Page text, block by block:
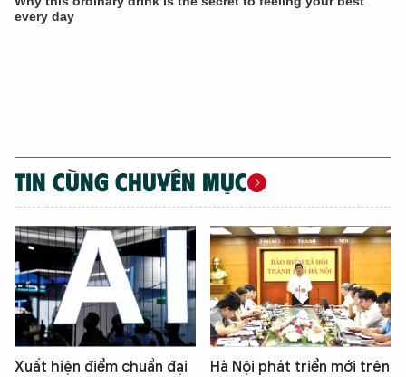
TIN CÙNG CHUYÊN MỤC
Xuất hiện điểm chuẩn đại
Hà Nội phát triển mới trên
Hãy hỏi tôi bất kỳ điều gì bạn cần biết về
An Ninh Thủ Đô nhé. Tôi sẵn sàng hỗ trợ!